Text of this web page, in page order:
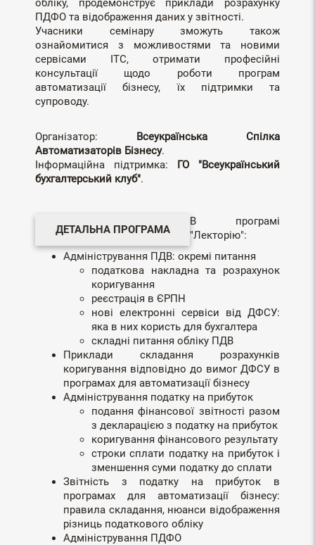
обліку, продемонструє приклади розрахунку
ПДФО та відображення даних у звітності.
Учасники семінару зможуть також
ознайомитися з можливостями та новими
сервісами ІТС, отримати професійні
консультації щодо роботи програм
автоматизації бізнесу, їх підтримки та
супроводу.
Організатор: Всеукраїнська Спілка
Автоматизаторів Бізнесу.
Інформаційна підтримка: ГО "Всеукраїнський
бухгалтерський клуб".
ДЕТАЛЬНА ПРОГРАМА
В програмі
"Лекторію":
Адміністрування ПДВ: окремі питання
податкова накладна та розрахунок
коригування
реєстрація в ЄРПН
нові електронні сервіси від ДФСУ:
яка в них користь для бухгалтера
складні питання обліку ПДВ
Приклади складання розрахунків
коригування відповідно до вимог ДФСУ в
програмах для автоматизації бізнесу
Адміністрування податку на прибуток
подання фінансової звітності разом
з декларацією з податку на прибуток
коригування фінансового результату
строки сплати податку на прибуток і
зменшення суми податку до сплати
Звітність з податку на прибуток в
програмах для автоматизації бізнесу:
правила складання, нюанси відображення
різниць податкового обліку
Адміністрування ПДФО